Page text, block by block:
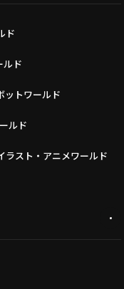
ド
ド
ットワールド
ルド
ラスト・アニメワールド